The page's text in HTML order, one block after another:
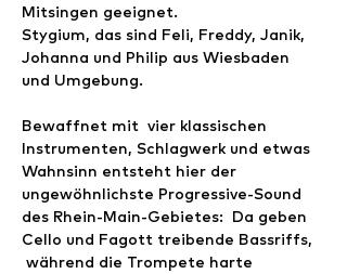
Mitsingen geeignet.
Stygium, das sind Feli, Freddy, Janik,
Johanna und Philip aus Wiesbaden
und Umgebung.
Bewaffnet mit  vier klassischen
Instrumenten, Schlagwerk und etwas
Wahnsinn entsteht hier der
ungewöhnlichste Progressive-Sound
des Rhein-Main-Gebietes:  Da geben
Cello und Fagott treibende Bassriffs,
während die Trompete harte